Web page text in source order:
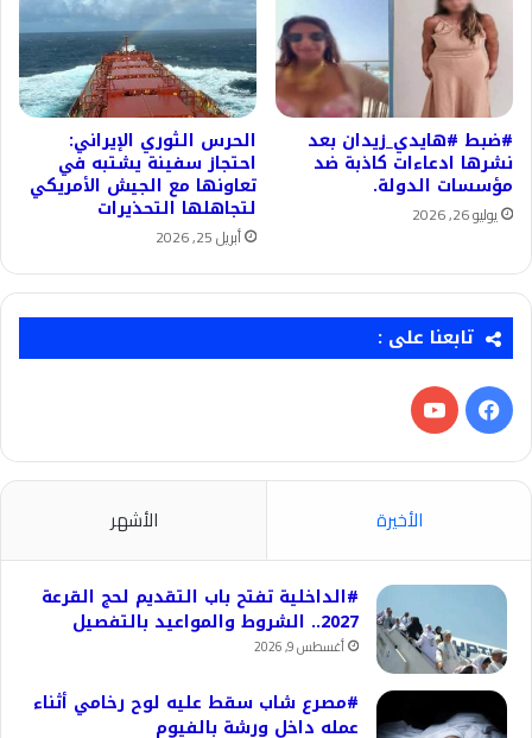
#ضبط #هايدي_زيدان بعد
نشرها ادعاءات كاذبة ضد
مؤسسات الدولة.
يوليو 26, 2026
الحرس الثوري الإيراني:
احتجاز سفينة يشتبه في
تعاونها مع الجيش الأمريكي
لتجاهلها التحذيرات
أبريل 25, 2026
تابعنا على :
فيسبوك‫YouTube
الأخيرة الأشهر
#الداخلية تفتح باب التقديم لحج القرعة
2027.. الشروط والمواعيد بالتفصيل
أغسطس 9, 2026
#مصرع شاب سقط عليه لوح رخامي أثناء
عمله داخل ورشة بالفيوم